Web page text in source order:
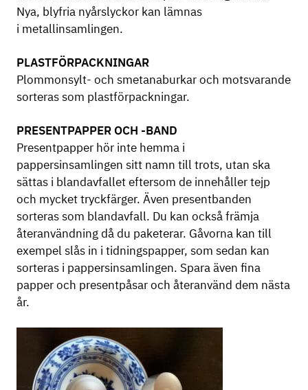
Nya, blyfria nyårslyckor kan lämnas
i metallinsamlingen.
PLASTFÖRPACKNINGAR
Plommonsylt- och smetanaburkar och motsvarande
sorteras som plastförpackningar.
PRESENTPAPPER OCH -BAND
Presentpapper hör inte hemma i
pappersinsamlingen sitt namn till trots, utan ska
sättas i blandavfallet eftersom de innehåller tejp
och mycket tryckfärger. Även presentbanden
sorteras som blandavfall. Du kan också främja
återanvändning då du paketerar. Gåvorna kan till
exempel slås in i tidningspapper, som sedan kan
sorteras i pappersinsamlingen. Spara även fina
papper och presentpåsar och återanvänd dem nästa
år.